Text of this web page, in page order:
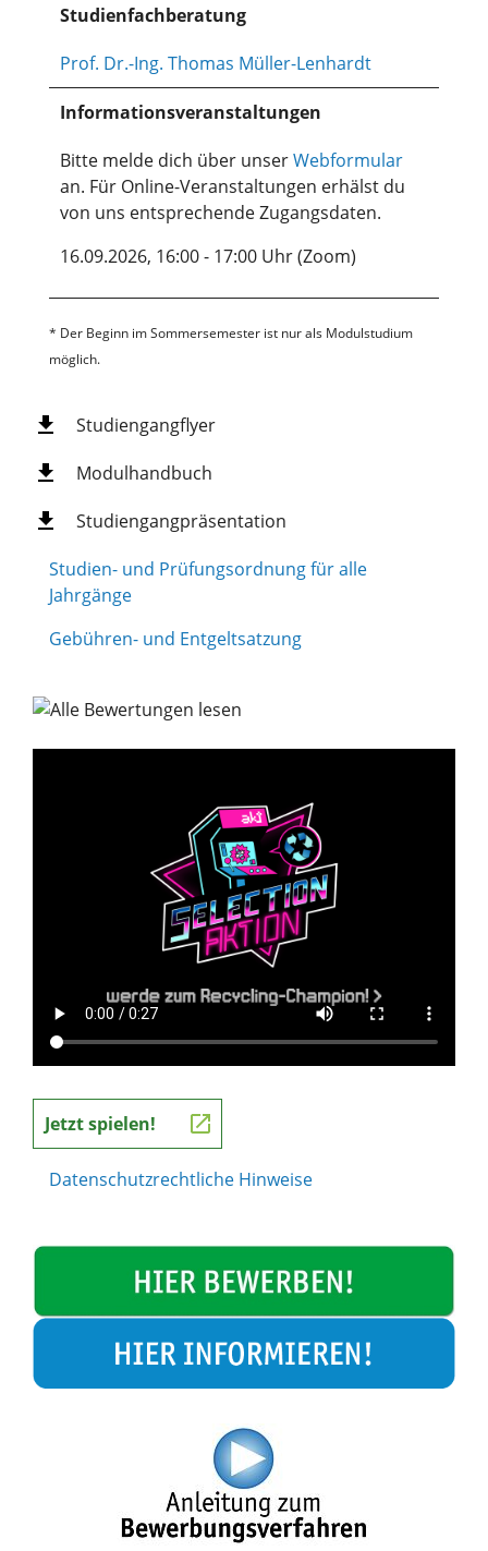
Studienfachberatung
Prof. Dr.-Ing. Thomas Müller-Lenhardt
Informationsveranstaltungen
Bitte melde dich über unserWebformular
an. Für Online-Veranstaltungen erhälst du
von uns entsprechende Zugangsdaten.
16.09.2026, 16:00 - 17:00 Uhr (Zoom)
* Der Beginn im Sommersemester ist nur als Modulstudium
möglich.
Studiengangflyer
Modulhandbuch
Studiengangpräsentation
Studien- und Prüfungsordnung für alle
Jahrgänge
Gebühren- und Entgeltsatzung
Jetzt spielen!
Datenschutzrechtliche Hinweise